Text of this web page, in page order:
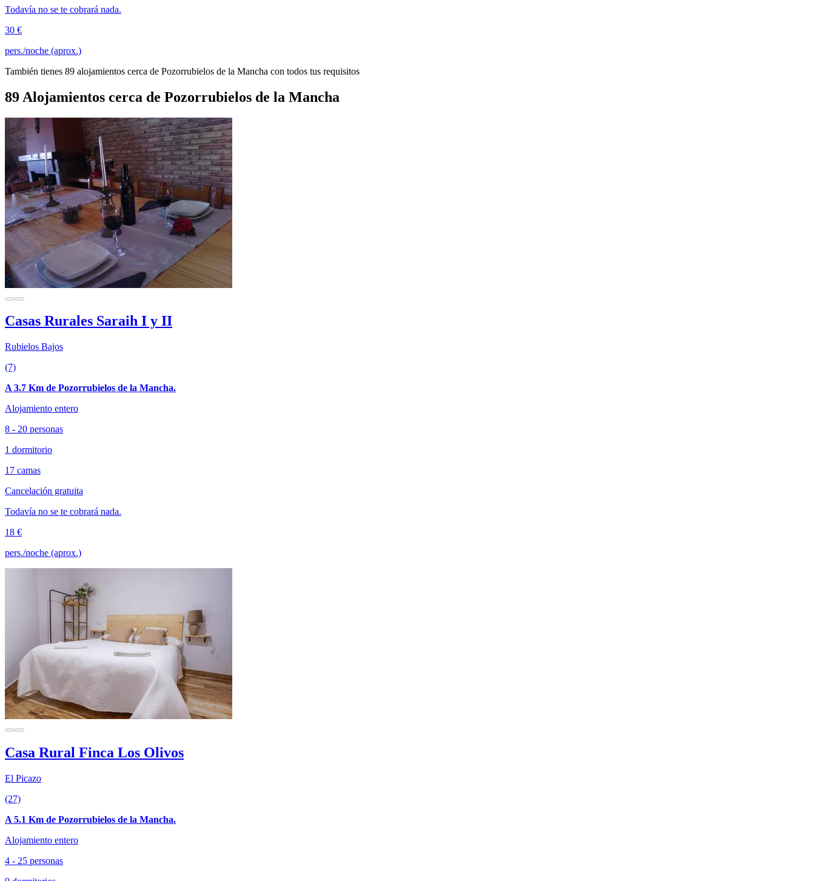
Todavía no se te cobrará nada.
30 €
pers./noche (aprox.)
También tienes 89 alojamientos cerca de Pozorrubielos de la Mancha con todos tus requisitos
89 Alojamientos cerca de Pozorrubielos de la Mancha
Casas Rurales Saraih I y II
Rubielos Bajos
(7)
A 3.7 Km de Pozorrubielos de la Mancha.
Alojamiento entero
8 - 20 personas
1 dormitorio
17 camas
Cancelación gratuita
Todavía no se te cobrará nada.
18 €
pers./noche (aprox.)
Casa Rural Finca Los Olivos
El Picazo
(27)
A 5.1 Km de Pozorrubielos de la Mancha.
Alojamiento entero
4 - 25 personas